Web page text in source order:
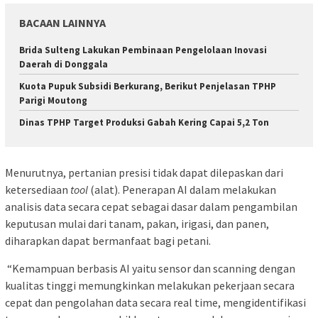
BACAAN LAINNYA
Brida Sulteng Lakukan Pembinaan Pengelolaan Inovasi
Daerah di Donggala
Kuota Pupuk Subsidi Berkurang, Berikut Penjelasan TPHP
Parigi Moutong
Dinas TPHP Target Produksi Gabah Kering Capai 5,2 Ton
Menurutnya, pertanian presisi tidak dapat dilepaskan dari
ketersediaan tool (alat). Penerapan AI dalam melakukan
analisis data secara cepat sebagai dasar dalam pengambilan
keputusan mulai dari tanam, pakan, irigasi, dan panen,
diharapkan dapat bermanfaat bagi petani.
“Kemampuan berbasis AI yaitu sensor dan scanning dengan
kualitas tinggi memungkinkan melakukan pekerjaan secara
cepat dan pengolahan data secara real time, mengidentifikasi